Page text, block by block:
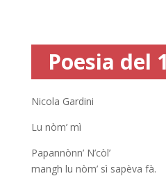
Poesia del
Nicola Gardini
Lu nòm’ mì
Papannònn’ N’còl’
mangh lu nòm’ sì sapèva fà.